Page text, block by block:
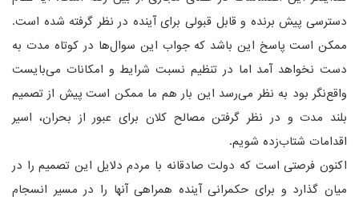
دسترسی پیش برنده و قابل قبولی برای آینده در نظر گرفته شده است.
ممکن است پاسخ این باشد که جواب این سوال‌ها در کوتاه مدت به
دست نخواهد آمد اما در تنظیم نسبت شرایط و امکانات می‌بایست
واقع‌نگر بود به نظر می‌رسد این بار هم ما ممکن است پیش از تصمیم
بلند مدت و در نظر گرفتن مصالح کلان برای عبور از بحران، اسیر
اقدامات شتاب‌زده شویم.
اکنون فرصتی است که دولت صادقانه با مردم دلایل این تصمیم را در
میان گذارد و برای حکمرانی آینده همراهی آنها را در مسیر انسجام